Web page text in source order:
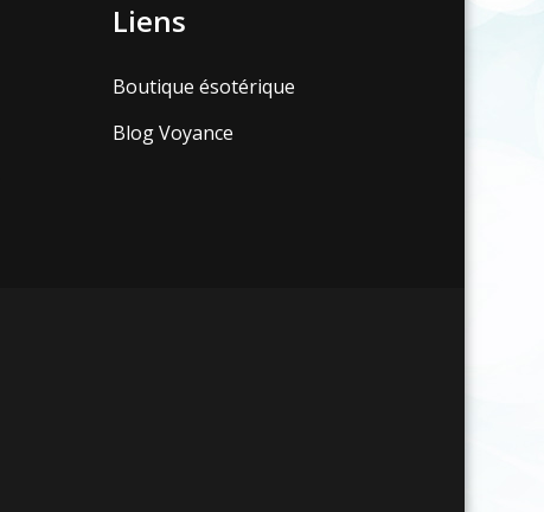
Liens
Boutique ésotérique
Blog Voyance